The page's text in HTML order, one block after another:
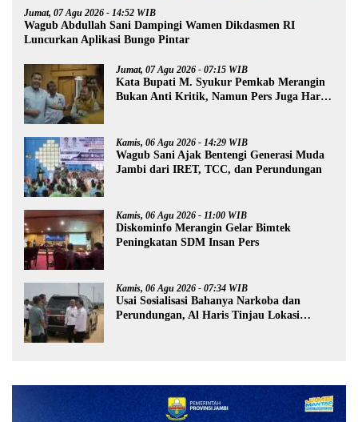
Jumat, 07 Agu 2026 - 14:52 WIB
Wagub Abdullah Sani Dampingi Wamen Dikdasmen RI
Luncurkan Aplikasi Bungo Pintar
Jumat, 07 Agu 2026 - 07:15 WIB
Kata Bupati M. Syukur Pemkab Merangin
Bukan Anti Kritik, Namun Pers Juga Harus
Kamis, 06 Agu 2026 - 14:29 WIB
Wagub Sani Ajak Bentengi Generasi Muda
Jambi dari IRET, TCC, dan Perundungan
Kamis, 06 Agu 2026 - 11:00 WIB
Diskominfo Merangin Gelar Bimtek
Peningkatan SDM Insan Pers
Kamis, 06 Agu 2026 - 07:34 WIB
Usai Sosialisasi Bahanya Narkoba dan
Perundungan, Al Haris Tinjau Lokasi